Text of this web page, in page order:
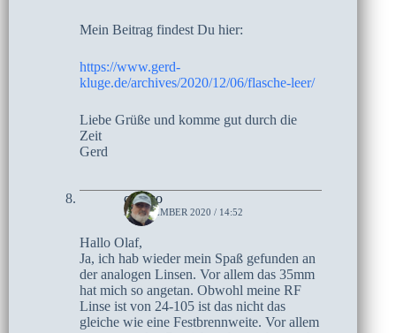
Mein Beitrag findest Du hier:
https://www.gerd-
kluge.de/archives/2020/12/06/flasche-leer/
Liebe Grüße und komme gut durch die
Zeit
Gerd
czoczo
5. DEZEMBER 2020 / 14:52
Hallo Olaf,
Ja, ich hab wieder mein Spaß gefunden an
der analogen Linsen. Vor allem das 35mm
hat mich so angetan. Obwohl meine RF
Linse ist von 24-105 ist das nicht das
gleiche wie eine Festbrennweite. Vor allem